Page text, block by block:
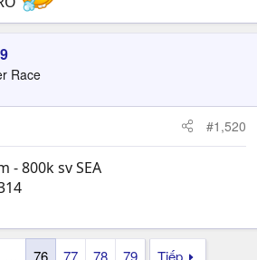
Race
#1,520
- 800k sv SEA
… 76 77 78 79 Tiếp